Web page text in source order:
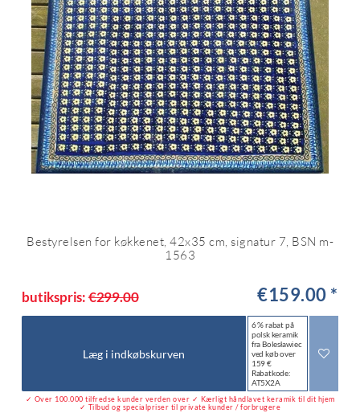
Bestyrelsen for køkkenet, 42x35 cm, signatur 7, BSN m-
1563
butikspris:€299.00 €159.00 *
Læg i indkøbskurven
6 % rabat på
polsk keramik
fra Bolesławiec
ved køb over
159 €
Rabatkode:
AT5X2A
✓ Over 100.000 tilfredse kunder verden over ✓ Kærligt håndlavet keramik til dit hjem
✓ Tilbud og specialpriser til private kunder / forbrugere